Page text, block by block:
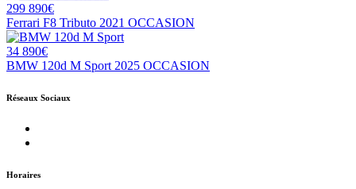
299 890€
Ferrari F8 Tributo 2021 OCCASION
34 890€
BMW 120d M Sport 2025 OCCASION
Réseaux Sociaux
Horaires